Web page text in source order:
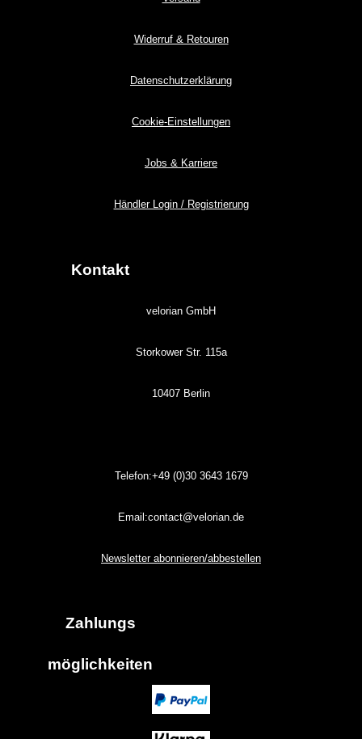
Widerruf & Retouren
Datenschutzerklärung
Cookie-Einstellungen
Jobs & Karriere
Händler Login / Registrierung
Kontakt
velorian GmbH
Storkower Str. 115a
10407 Berlin
Telefon:+49 (0)3036431679
Email:contact@velorian.de
Newsletter abonnieren/abbestellen
Zahlungs
möglich keiten